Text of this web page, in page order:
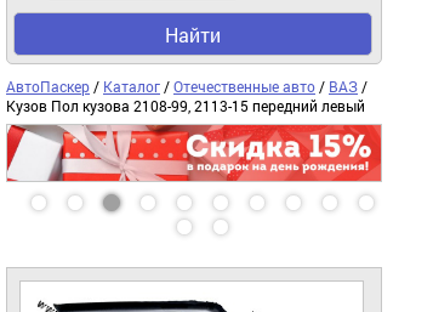
Найти
АвтоПаскер / Каталог /Отечественные авто / ВАЗ /
Кузов Пол кузова 2108-99, 2113-15 передний левый